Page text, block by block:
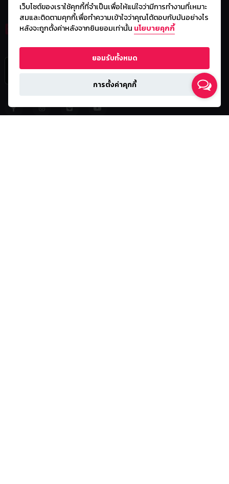
เว็บไซต์ของเราใช้คุกกี้ที่จำเป็นเพื่อให้แน่ใจว่ามีการทำงานที่เหมาะ
สมและติดตามคุกกี้เพื่อทำความเข้าใจว่าคุณโต้ตอบกับมันอย่างไร
หลังจะถูกตั้งค่าหลังจากยินยอมเท่านั้น นโยบายคุกกี้
ยอมรับทั้งหมด
การตั้งค่าคุกกี้